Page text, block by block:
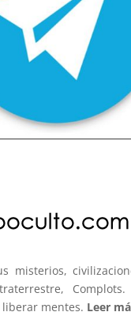
misterios,
Complots.
mentes. Leer